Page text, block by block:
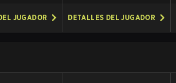
JUGADOR DETALLES DEL JUGADOR